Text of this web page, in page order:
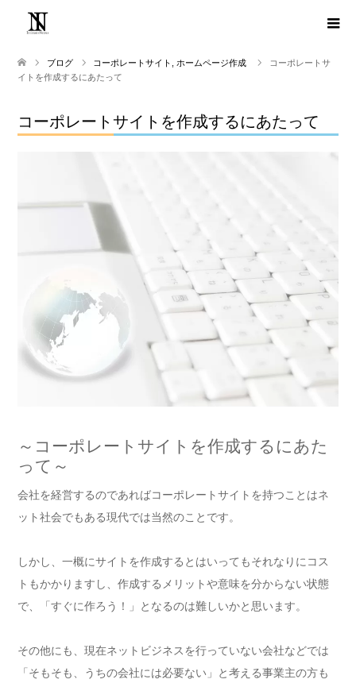
ブログ コーポレートサイト ホームページ作成
コーポレートサ
イトを作成するにあたって
コーポレートサイトを作成するにあたって
～コーポレートサイトを作成するにあた
って～
会社を経営するのであればコーポレートサイトを持つことはネ
ット社会でもある現代では当然のことです。
しかし、一概にサイトを作成するとはいってもそれなりにコス
トもかかりますし、作成するメリットや意味を分からない状態
で、「すぐに作ろう！」となるのは難しいかと思います。
その他にも、現在ネットビジネスを行っていない会社などでは
「そもそも、うちの会社には必要ない」と考える事業主の方も